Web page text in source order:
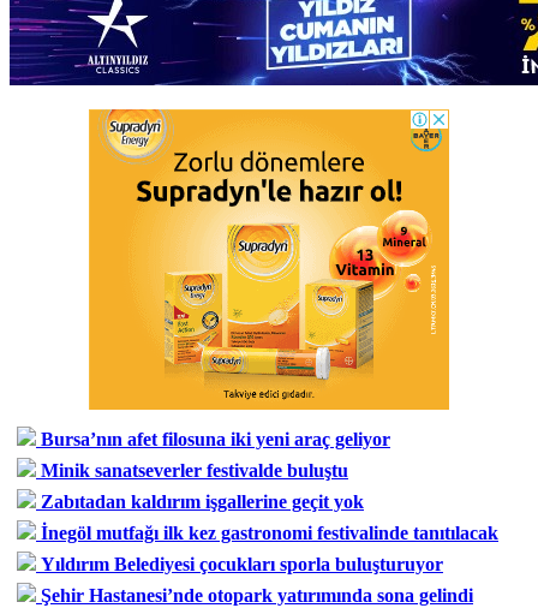
Bursa’nın afet filosuna iki yeni araç geliyor
Minik sanatseverler festivalde buluştu
Zabıtadan kaldırım işgallerine geçit yok
İnegöl mutfağı ilk kez gastronomi festivalinde tanıtılacak
Yıldırım Belediyesi çocukları sporla buluşturuyor
Şehir Hastanesi’nde otopark yatırımında sona gelindi